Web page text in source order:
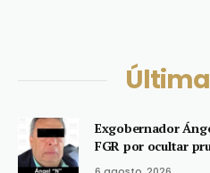
Exgobernador
FGR por ocultar